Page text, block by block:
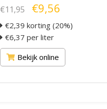
€11,95 €9,56
€2,39 korting (20%)
€6,37 per liter
Bekijk online